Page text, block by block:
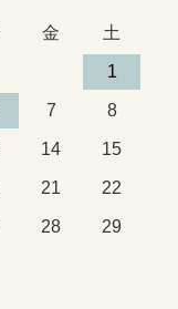
金 土
1
7 8
14 15
21 22
28 29